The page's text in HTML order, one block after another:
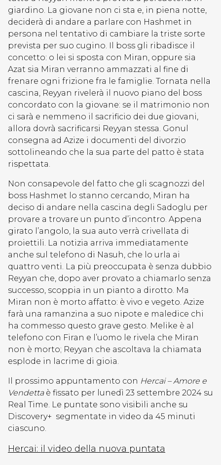
giardino. La giovane non ci sta e, in piena notte,
deciderà di andare a parlare con Hashmet in
persona nel tentativo di cambiare la triste sorte
prevista per suo cugino. Il boss gli ribadisce il
concetto: o lei si sposta con Miran, oppure sia
Azat sia Miran verranno ammazzati al fine di
frenare ogni frizione fra le famiglie. Tornata nella
cascina, Reyyan rivelerà il nuovo piano del boss
concordato con la giovane: se il matrimonio non
ci sarà e nemmeno il sacrificio dei due giovani,
allora dovrà sacrificarsi Reyyan stessa. Gonul
consegna ad Azize i documenti del divorzio
sottolineando che la sua parte del patto è stata
rispettata.
Non consapevole del fatto che gli scagnozzi del
boss Hashmet lo stanno cercando, Miran ha
deciso di andare nella cascina degli Sadoglu per
provare a trovare un punto d’incontro. Appena
girato l’angolo, la sua auto verrà crivellata di
proiettili. La notizia arriva immediatamente
anche sul telefono di Nasuh, che lo urla ai
quattro venti. La più preoccupata è senza dubbio
Reyyan che, dopo aver provato a chiamarlo senza
successo, scoppia in un pianto a dirotto. Ma
Miran non è morto affatto: è vivo e vegeto. Azize
farà una ramanzina a suo nipote e maledice chi
ha commesso questo grave gesto. Melike è al
telefono con Firan e l’uomo le rivela che Miran
non è morto; Reyyan che ascoltava la chiamata
esplode in lacrime di gioia.
Il prossimo appuntamento con Hercai – Amore e
Vendettaè fissato per lunedì 23 settembre 2024 su
Real Time. Le puntate sono visibili anche su
Discovery+ segmentate in video da 45 minuti
ciascuno.
Hercai: il video della nuova puntata